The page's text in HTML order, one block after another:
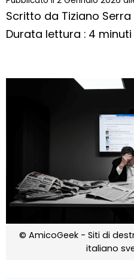
Scritto da Tiziano Serra
Durata lettura : 4 minuti
© AmicoGeek - Siti di
italiano